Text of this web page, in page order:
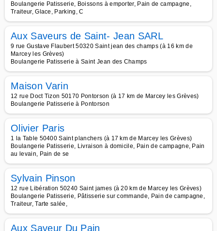
Boulangerie Patisserie, Boissons à emporter, Pain de campagne,
Traiteur, Glace, Parking, C
Aux Saveurs de Saint- Jean SARL
9 rue Gustave Flaubert 50320 Saint jean des champs (à 16 km de
Marcey les Grèves)
Boulangerie Patisserie à Saint Jean des Champs
Maison Varin
12 rue Doct Tizon 50170 Pontorson (à 17 km de Marcey les Grèves)
Boulangerie Patisserie à Pontorson
Olivier Paris
1 la Table 50400 Saint planchers (à 17 km de Marcey les Grèves)
Boulangerie Patisserie, Livraison à domicile, Pain de campagne, Pain
au levain, Pain de se
Sylvain Pinson
12 rue Libération 50240 Saint james (à 20 km de Marcey les Grèves)
Boulangerie Patisserie, Pâtisserie sur commande, Pain de campagne,
Traiteur, Tarte salée,
Aux Saveur Du Pain